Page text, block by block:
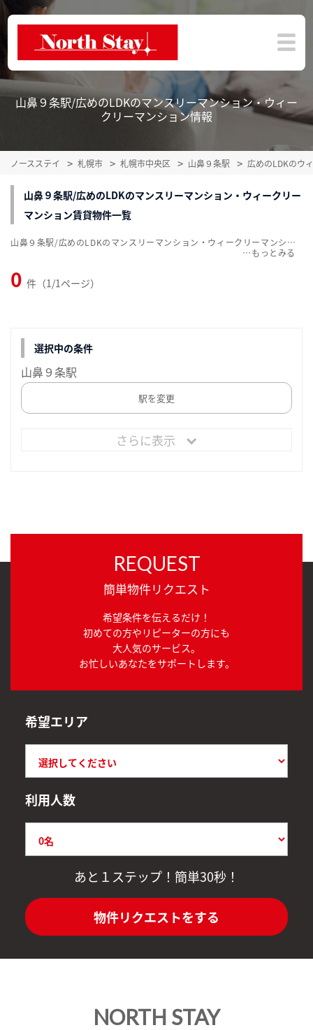
山鼻９条駅/広めのLDKのマンスリーマンション・ウィー
クリーマンション情報
ノースステイ 札幌市 札幌市中央区 山鼻９条駅 広めのLDKのウ
山鼻９条駅/広めのLDKのマンスリーマンション・ウィークリー
マンション賃貸物件一覧
0 件（1/1ページ）
山鼻９条駅/広めのLDKのマンスリーマンション・ウィークリーマンション賃貸物件一覧を掲載中。敷金・礼金無料、家具・家電付をご紹介。こだわり条件での絞込みも簡単！
…
選択中の条件
山鼻９条駅
駅を変更
さらに表示
REQUEST
簡単物件リクエスト
希望条件を伝えるだけ！
初めての方やリピーターの方にも
大人気のサービス。
お忙しいあなたをサポートします。
希望エリア
利用人数
あと１ステップ！簡単30秒！
物件リクエストをする
NORTH STAY